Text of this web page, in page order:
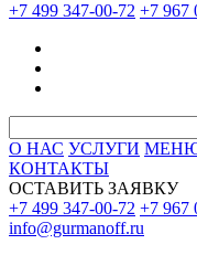
+7 499 347-00-72 +7 967
О НАС УСЛУГИ
КОНТАКТЫ
ОСТАВИТЬ ЗАЯВКУ
+7 499 347-00-72 +7 967
info@gurmanoff.ru